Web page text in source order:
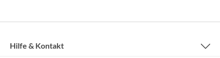
Hilfe & Kontakt